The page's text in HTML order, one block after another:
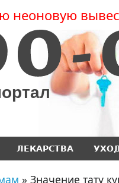
неоновую
ЛЕКАРСТВА
» Значение тату